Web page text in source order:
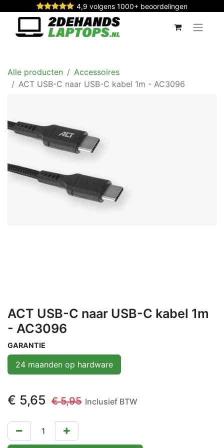
4,9 volgens 1000+ beoordelingen
Alle producten
Accessoires
ACT USB-C naar USB-C kabel 1m - AC3096
ACT USB-C naar USB-C kabel 1m
- AC3096
GARANTIE
24 maanden op hardware
€ 5,65 €5,95 Inclusief BTW